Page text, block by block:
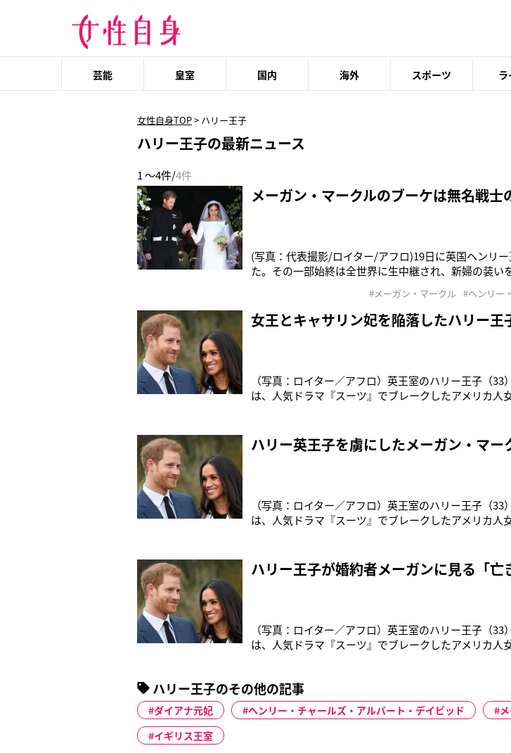
芸能 皇室 国内 海外 スポーツ ラ
女性自身TOP> ハリー王子
ハリー王子の最新ニュース
1 ～4件/4件
メーガン・マークルのブーケは無名戦士
(写真：代表撮影/ロイター/アフロ)19日に英国ヘンリ
た。その一部始終は全世界に生中継され、新婦の装
たのが新婦が手にしたブーケだ。ヘンリー王子の母
ートピー、スズランなどの可憐な小
#メーガン・マークル #ヘンリー
女王とキャサリン妃を陥落したハリー
（写真：ロイター／アフロ）英王室のハリー王子（
は、人気ドラマ『スーツ』でブレークしたアメリカ人
目が集まっている。ハリー王子のお妃候補といわれ
ビー、女優のエマ・ワトソン
ハリー英王子を虜にしたメーガン・マー
（写真：ロイター／アフロ）英王室のハリー王子（
は、人気ドラマ『スーツ』でブレークしたアメリカ人
が集まっている。メーガンの母親はアフリカ系アメ
例がない。また、離婚した両
ハリー王子が婚約者メーガンに見る「
（写真：ロイター／アフロ）英王室のハリー王子（
は、人気ドラマ『スーツ』でブレークしたアメリカ人
目が集まっている。婚約発表後の初公務で持ってい
（日本円で約7万5,000円
ハリー王子のその他の記事
ダイアナ元妃 ヘンリー・チャールズ・アルバート・デイビッド
イギリス王室